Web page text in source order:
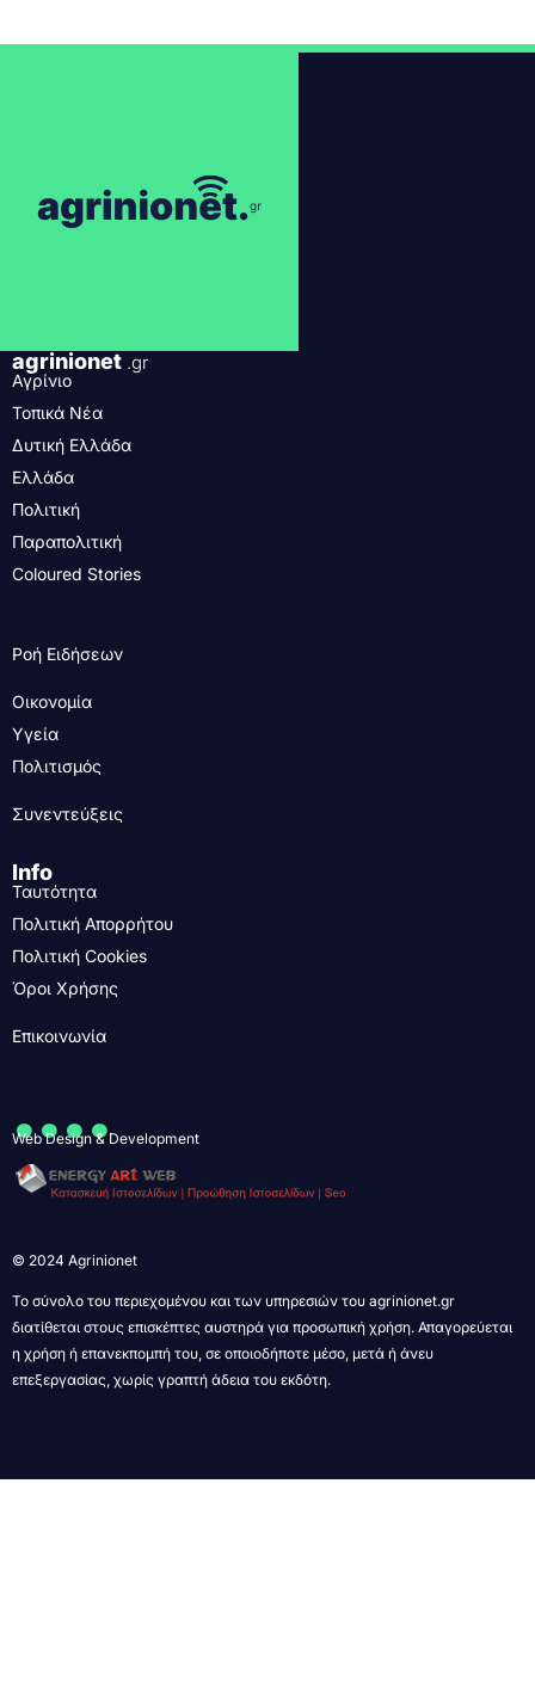
agrinionet .gr
Αγρίνιο
Τοπικά Νέα
Δυτική Ελλάδα
Ελλάδα
Πολιτική
Παραπολιτική
Coloured Stories
Ροή Ειδήσεων
Οικονομία
Υγεία
Πολιτισμός
Συνεντεύξεις
Info
Ταυτότητα
Πολιτική Απορρήτου
Πολιτική Cookies
Όροι Χρήσης
Επικοινωνία
....
Web Design & Development
© 2024 Agrinionet
Το σύνολο του περιεχομένου και των υπηρεσιών του agrinionet.gr
διατίθεται στους επισκέπτες αυστηρά για προσωπική χρήση. Απαγορεύεται
η χρήση ή επανεκπομπή του, σε οποιοδήποτε μέσο, μετά ή άνευ
επεξεργασίας, χωρίς γραπτή άδεια του εκδότη.